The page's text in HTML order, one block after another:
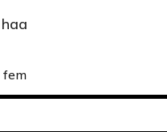
haa
fem